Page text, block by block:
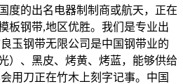
度的出名电器制制商或航天，正在
板钢带,地区优胜。我们是专业出
玉钢带无限公司是中国钢带业的
）、黑皮、烤黄、烤蓝，能够供给
用刀正在竹木上刻字记事。中国